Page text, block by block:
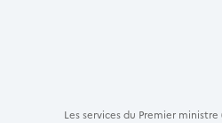
Les services du Premier